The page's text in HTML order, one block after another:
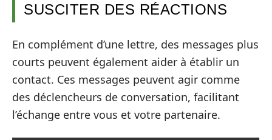
SUSCITER DES RÉACTIONS
En complément d’une lettre, des messages plus
courts peuvent également aider à établir un
contact. Ces messages peuvent agir comme
des déclencheurs de conversation, facilitant
l’échange entre vous et votre partenaire.